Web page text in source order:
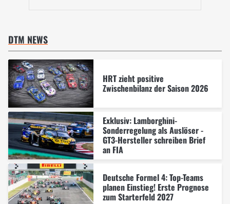
DTM NEWS
HRT zieht positive
Zwischenbilanz der Saison 2026
Exklusiv: Lamborghini-
Sonderregelung als Auslöser -
GT3-Hersteller schreiben Brief
an FIA
Deutsche Formel 4: Top-Teams
planen Einstieg! Erste Prognose
zum Starterfeld 2027